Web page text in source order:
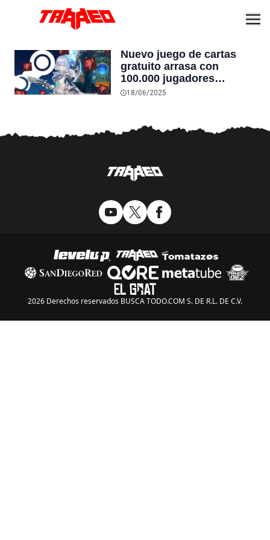
Nuevo juego de cartas
gratuito arrasa con
100.000 jugadores
simultáneos en Steam,
de la plataforma con solo
18/06/2025
2026 Derechos reservados BUSCA TODO.COM S. DE R.L. DE C.V.